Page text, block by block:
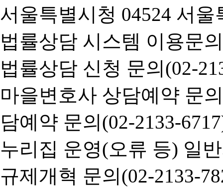
서울특별시청 04524 서
법률상담 시스템 이용문
법률상담 신청 문의(02-
마을변호사 상담예약 문
담예약 문의(02-2133-
누리집 운영(오류 등) 일
규제개혁 문의(02-2133-